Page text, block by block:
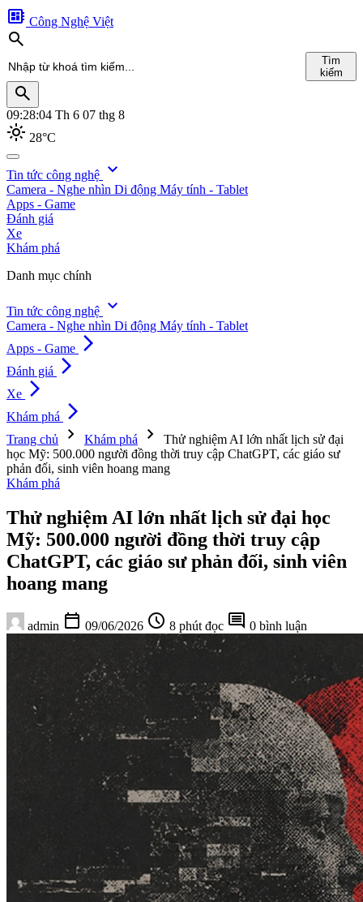
developer_board Công Nghệ Việt
search
Tìm
kiếm
search
09:28:05 Th 6 07 thg 8
light_mode 28°C
search
Tin tức công nghệ expand_more
Camera - Nghe nhìn Di động Máy tính - Tablet
Apps - Game
Đánh giá
Xe
Khám phá
Danh mục chính
Tin tức công nghệ expand_more
Camera - Nghe nhìn Di động Máy tính - Tablet
Apps - Game arrow_forward_ios
Đánh giá arrow_forward_ios
Xe arrow_forward_ios
Khám phá arrow_forward_ios
Trang chủ chevron_right Khám phá chevron_right
Thử nghiệm AI lớn nhất lịch sử đại
học Mỹ: 500.000 người đồng thời truy cập ChatGPT, các giáo sư
phản đối, sinh viên hoang mang
Khám phá
Thử nghiệm AI lớn nhất lịch sử đại học
Mỹ: 500.000 người đồng thời truy cập
ChatGPT, các giáo sư phản đối, sinh viên
hoang mang
admin calendar_today 09/06/2026 schedule 8 phút đọc comment 0 bình luận